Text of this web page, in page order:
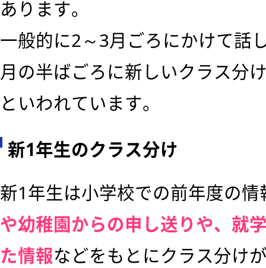
あります。
一般的に2～3月ごろにかけて話
月の半ばごろに新しいクラス分
といわれています。
新1年生のクラス分け
新1年生は小学校での前年度の
や幼稚園からの申し送りや、就
た情報などをもとにクラス分け